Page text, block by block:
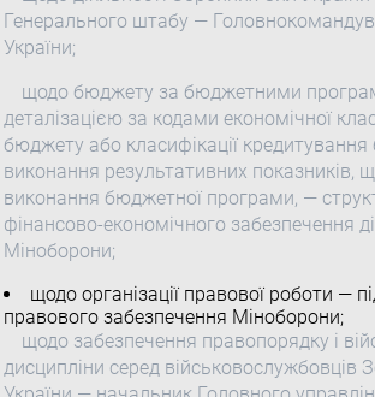
Генерального штабу —
України;
щодо бюджету за бюджетними
деталізацією за кодами економічної
бюджету або класифікації
виконання результативних показників,
виконання бюджетної програми, —
фінансово-економічного забезпечення
Міноборони;
щодо організації правової роботи —
правового забезпечення Міноборони;
щодо забезпечення правопорядку і
дисципліни серед військовослужбовців